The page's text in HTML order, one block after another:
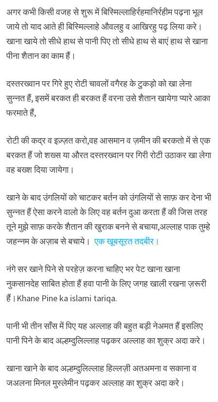
अगर कभी किसी वजह से शुरू में बिस्मिल्लाहिर्रहमानिर्रहीम पढ़ना भूल
जाये तो याद आते ही बिस्मिल्लाहे औवलहु व आखिरहु पढ़ लिया करे।
खाना खाये तो सीधे हाथ से पानी पिए तो सीधे हाथ से बाएं हाथ से खाना
पीना शैतान का काम हैं।
दस्तरख्वान पर गिरे हुए रोटी चावलों वगैरह के टुकड़ो को खा लेना
सुन्नत हैं, इसमें बरकत ही बरकत हैं वरना उसे शैतान खायेगा प्यारे आका
फरमाते हैं,
रोटी की कद्र व इज़्ज़त करो,वह आसमान व ज़मीन की बरकतो में से एक
बरकत हैं जो शख्स या औरत दस्तरख्वान पर गिरी रोटी उठाकर खा लेगा
वह बख्श दिया जायेगा।
खाने के बाद उंगलियों को चाटकर बर्तन को उंगलियों से साफ़ कर देना भी
सुन्नत हैं ऐसा करने वालो के लिए वह बर्तन दुआ करता हैं की जिस तरह
तूने मुझे साफ़ करके शैतान की खुराक बनने से बचाया,अल्लाह पाक तुम्हे
जहन्नम के अज़ाब से बचाये।एक खूबसूरत तदबीर।
नंगे सर खाने पिने से परहेज़ करना चाहिए भर पेट खाना खाना
नुकसानदेह साबित होता हैं हवा पानी के लिए जगह खाली रखना ज़रूरी
हैं।Khane Pine ka islami tariqa.
पानी भी तीन साँस में पिए यह अल्लाह की बहुत बड़ी नेअमत हैं इसलिए
पानी पिने के बाद अल्हम्दुलिल्लाह पढ़कर अल्लाह का शुक्र अदा करे।
खाना खाने के बाद अल्हम्दुलिल्लाह हिल्लज़ी अतअमना व सकाना व
जअलना मिनल मुस्लेमीन पढ़कर अल्लाह का शुक्र अदा करे।